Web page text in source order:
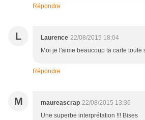
Répondre
L Laurence 22/08/2015 18:04
Moi je l'aime beaucoup ta carte toute
Répondre
M maureascrap 22/08/2015 13:36
Une superbe interprétation !!! Bises